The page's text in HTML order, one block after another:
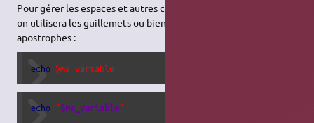
Pour gérer les espaces et autres caractères spéciaux du shell,
on utilisera les guillemets ou bien une notation avec des
apostrophes :
echo $ma_variable
echo "$ma_variable"